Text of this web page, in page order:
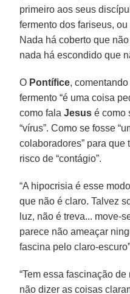
primeiro aos seus
fermento dos fariseus,
Nada há coberto que
nada há escondido que
O Pontífice, comentando
fermento “é uma coisa
como falaJesus é como
“vírus”. Como se fosse
colaboradores” para
risco de “contágio”.
“A hipocrisia é esse
que não é claro. Talvez
luz, não é treva... move-
parece não ameaçar
fascina pelo claro-
“Tem essa fascinação
não dizer as coisas